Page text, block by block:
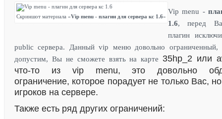
Скриншот материала «Vip menu - плагин для сервера кс 1.6»
Vip menu -
1.6, перед
плагин
public сервера. Данный vip меню довольно
допустим, Вы не сможете взять на карте 35hp_2 или
что-то из vip menu, это довольно
ограничение, которое порадует не только Вас,
игроков на сервере.
Также есть ряд других ограничений: